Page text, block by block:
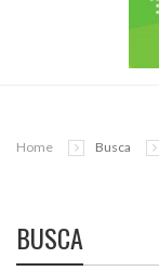
Home Busca
BUSCA